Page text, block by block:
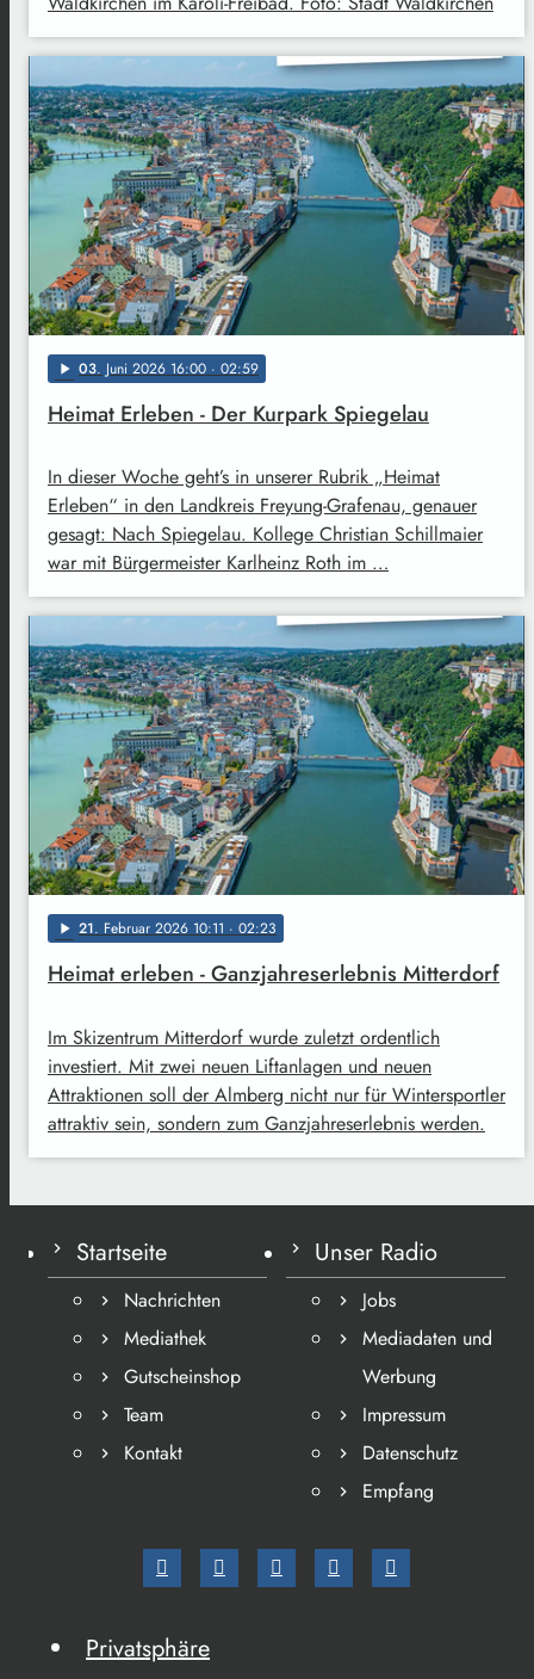
play_arrow 03. Juni 2026 16:00 · 02:59
Heimat Erleben - Der Kurpark Spiegelau
In dieser Woche geht’s in unserer Rubrik „Heimat
Erleben“ in den Landkreis Freyung-Grafenau, genauer
gesagt: Nach Spiegelau. Kollege Christian Schillmaier
war mit Bürgermeister Karlheinz Roth im …
play_arrow 21. Februar 2026 10:11 · 02:23
Heimat erleben - Ganzjahreserlebnis Mitterdorf
Im Skizentrum Mitterdorf wurde zuletzt ordentlich
investiert. Mit zwei neuen Liftanlagen und neuen
Attraktionen soll der Almberg nicht nur für Wintersportler
attraktiv sein, sondern zum Ganzjahreserlebnis werden.
Startseite
Nachrichten
Mediathek
Gutscheinshop
Team
Kontakt
Unser Radio
Jobs
Mediadaten und
Werbung
Impressum
Datenschutz
Empfang
Privatsphäre